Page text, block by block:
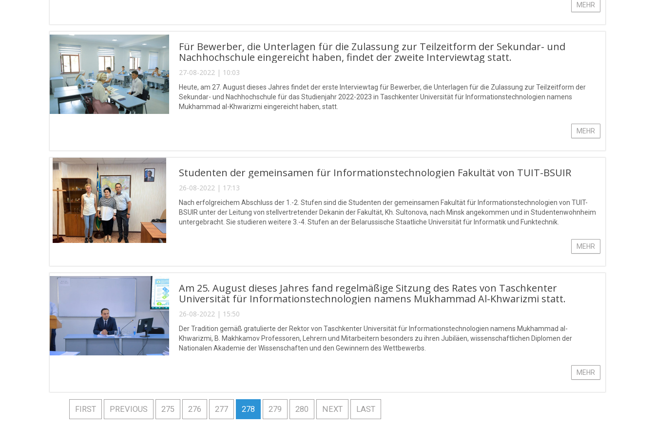
MEHR
Für Bewerber, die Unterlagen für die Zulassung zur Teilzeitform der Sekundar- und
Nachhochschule eingereicht haben, findet der zweite Interviewtag statt.
27-08-2022 | 10:03
Heute, am 27. August dieses Jahres findet der erste Interviewtag für Bewerber, die Unterlagen für die Zulassung zur Teilzeitform der
Sekundar- und Nachhochschule für das Studienjahr 2022-2023 in Taschkenter Universität für Informationstechnologien namens
Mukhammad al-Khwarizmi eingereicht haben, statt.
MEHR
Studenten der gemeinsamen für Informationstechnologien Fakultät von TUIT-BSUIR
26-08-2022 | 17:13
Nach erfolgreichem Abschluss der 1.-2. Stufen sind die Studenten der gemeinsamen Fakultät für Informationstechnologien von TUIT-
BSUIR unter der Leitung von stellvertretender Dekanin der Fakultät, Kh. Sultonova, nach Minsk angekommen und in Studentenwohnheim
untergebracht. Sie studieren weitere 3.-4. Stufen an der Belarussische Staatliche Universität für Informatik und Funktechnik.
MEHR
Am 25. August dieses Jahres fand regelmäßige Sitzung des Rates von Taschkenter
Universität für Informationstechnologien namens Mukhammad Al-Khwarizmi statt.
26-08-2022 | 15:50
Der Tradition gemäß gratulierte der Rektor von Taschkenter Universität für Informationstechnologien namens Mukhammad al-
Khwarizmi, B. Makhkamov Professoren, Lehrern und Mitarbeitern besonders zu ihren Jubiläen, wissenschaftlichen Diplomen der
Nationalen Akademie der Wissenschaften und den Gewinnern des Wettbewerbs.
MEHR
FIRST PREVIOUS 275 276 277 278 279 280 NEXT LAST